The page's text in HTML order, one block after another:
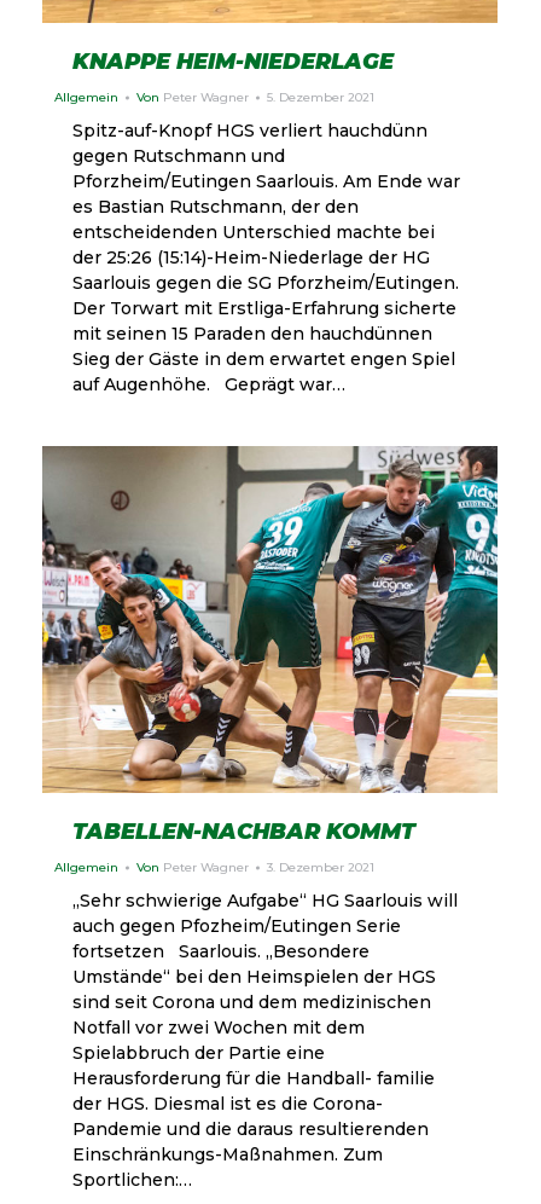
KNAPPE HEIM-NIEDERLAGE
Allgemein Von Peter Wagner 5. Dezember 2021
Spitz-auf-Knopf HGS verliert hauchdünn
gegen Rutschmann und
Pforzheim/Eutingen Saarlouis. Am Ende war
es Bastian Rutschmann, der den
entscheidenden Unterschied machte bei
der 25:26 (15:14)-Heim-Niederlage der HG
Saarlouis gegen die SG Pforzheim/Eutingen.
Der Torwart mit Erstliga-Erfahrung sicherte
mit seinen 15 Paraden den hauchdünnen
Sieg der Gäste in dem erwartet engen Spiel
auf Augenhöhe. Geprägt war…
TABELLEN-NACHBAR KOMMT
Allgemein Von Peter Wagner 3. Dezember 2021
„Sehr schwierige Aufgabe“ HG Saarlouis will
auch gegen Pfozheim/Eutingen Serie
fortsetzen Saarlouis. „Besondere
Umstände“ bei den Heimspielen der HGS
sind seit Corona und dem medizinischen
Notfall vor zwei Wochen mit dem
Spielabbruch der Partie eine
Herausforderung für die Handball- familie
der HGS. Diesmal ist es die Corona-
Pandemie und die daraus resultierenden
Einschränkungs-Maßnahmen. Zum
Sportlichen:…